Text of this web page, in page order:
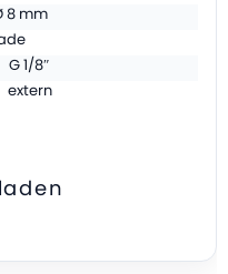
8 mm
G 1/8″
extern